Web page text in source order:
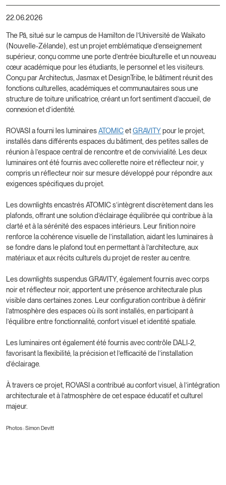
22.06.2026
The Pā, situé sur le campus de Hamilton de l’Université de Waikato
(Nouvelle-Zélande), est un projet emblématique d’enseignement
supérieur, conçu comme une porte d’entrée biculturelle et un nouveau
cœur académique pour les étudiants, le personnel et les visiteurs.
Conçu par Architectus, Jasmax et DesignTribe, le bâtiment réunit des
fonctions culturelles, académiques et communautaires sous une
structure de toiture unificatrice, créant un fort sentiment d’accueil, de
connexion et d’identité.
ROVASI a fourni les luminairesATOMICetGRAVITYpour le projet,
installés dans différents espaces du bâtiment, des petites salles de
réunion à l’espace central de rencontre et de convivialité. Les deux
luminaires ont été fournis avec collerette noire et réflecteur noir, y
compris un réflecteur noir sur mesure développé pour répondre aux
exigences spécifiques du projet.
Les downlights encastrés ATOMIC s’intègrent discrètement dans les
plafonds, offrant une solution d’éclairage équilibrée qui contribue à la
clarté et à la sérénité des espaces intérieurs. Leur finition noire
renforce la cohérence visuelle de l’installation, aidant les luminaires à
se fondre dans le plafond tout en permettant à l’architecture, aux
matériaux et aux récits culturels du projet de rester au centre.
Les downlights suspendus GRAVITY, également fournis avec corps
noir et réflecteur noir, apportent une présence architecturale plus
visible dans certaines zones. Leur configuration contribue à définir
l’atmosphère des espaces où ils sont installés, en participant à
l’équilibre entre fonctionnalité, confort visuel et identité spatiale.
Les luminaires ont également été fournis avec contrôle DALI-2,
favorisant la flexibilité, la précision et l’efficacité de l’installation
d’éclairage.
À travers ce projet, ROVASI a contribué au confort visuel, à l’intégration
architecturale et à l’atmosphère de cet espace éducatif et culturel
majeur.
Photos : Simon Devitt